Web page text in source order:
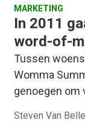
MARKETING
In 2011
word-of-
Tussen
Womma
genoegen om
Steven Van